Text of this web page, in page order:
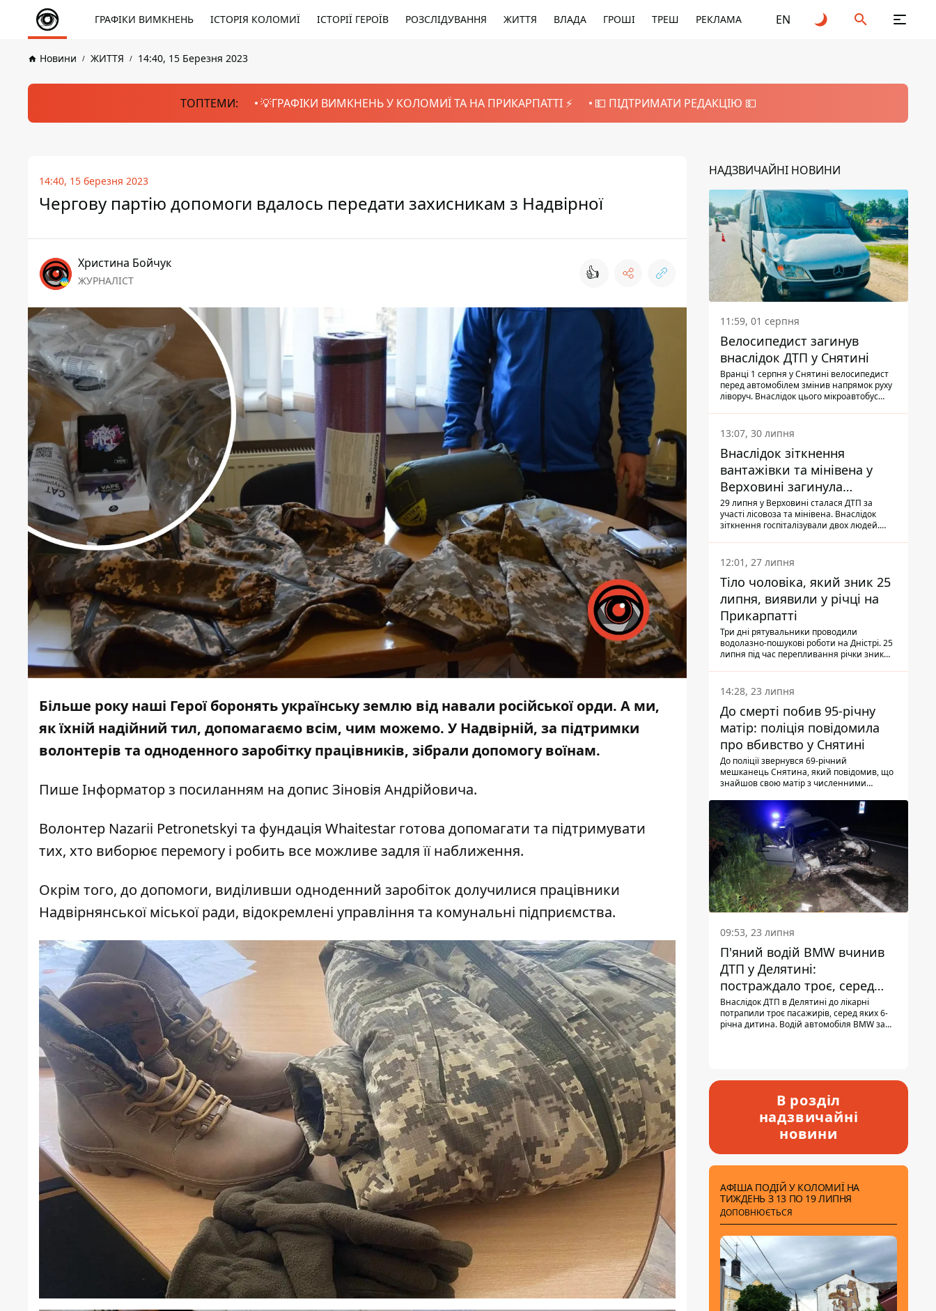
ГРАФІКИ ВИМКНЕНЬ ІСТОРІЯ КОЛОМИЇ ІСТОРІЇ ГЕРОЇВ РОЗСЛІДУВАННЯ ЖИТТЯ ВЛАДА ГРОШІ ТРЕШ РЕКЛАМА EN
Новини ЖИТТЯ 14:40, 15 Березня 2023
ТОПТЕМИ: 💡ГРАФІКИ ВИМКНЕНЬ У КОЛОМИЇ ТА НА ПРИКАРПАТТІ ⚡️ 💵 ПІДТРИМАТИ РЕДАКЦІЮ 💵
14:40, 15 березня 2023
Чергову партію допомоги вдалось передати захисникам з Надвірної
Христина Бойчук
ЖУРНАЛІСТ 👍
Більше року наші Герої боронять українську землю від навали російської орди. А ми,
як їхній надійний тил, допомагаємо всім, чим можемо. У Надвірній, за підтримки
волонтерів та одноденного заробітку працівників, зібрали допомогу воїнам.
ПишеІнформаторз посиланням на допис Зіновія Андрійовича.
Волонтер Nazarii Petronetskyi та фундація Whaitеstar готова допомагати та підтримувати
тих, хто виборює перемогу і робить все можливе задля її наближення.
Окрім того, до допомоги, виділивши одноденний заробіток долучилися працівники
Надвірнянської міської ради, відокремлені управління та комунальні підприємства.
НАДЗВИЧАЙНІ НОВИНИ
11:59, 01 серпня
Велосипедист загинув
внаслідок ДТП у Снятині
Вранці 1 серпня у Снятині велосипедист
перед автомобілем змінив напрямок руху
ліворуч. Внаслідок цього мікроавтобус
13:07, 30 липня
Внаслідок зіткнення
вантажівки та мінівена у
Верховині загинула
пасажирка, водійка - у
лікарні
29 липня у Верховині сталася ДТП за
участі лісовоза та мінівена. Внаслідок
зіткнення госпіталізували двох людей.
Також травми отримала водійка
автомобіля.
12:01, 27 липня
Тіло чоловіка, який зник 25
липня, виявили у річці на
Прикарпатті
Три дні рятувальники проводили
водолазно-пошукові роботи на Дністрі. 25
липня під час перепливання річки зник
виявили тіло.
14:28, 23 липня
До смерті побив 95-річну
матір: поліція повідомила
про вбивство у Снятині
До поліції звернувся 69-річний
мешканець Снятина, який повідомив, що
знайшов свою матір з численними
з'ясували правоохоронці, ці травми жінці
наніс її син.
09:53, 23 липня
П'яний водій BMW вчинив
ДТП у Делятині:
постраждало троє, серед
них - дитина
Внаслідок ДТП в Делятині до лікарні
потрапили троє пасажирів, серед яких 6-
річна дитина. Водій автомобіля BMW за
В розділ
надзвичайні
новини
АФІША ПОДІЙ У КОЛОМИЇ НА
ТИЖДЕНЬ З 13 ПО 19 ЛИПНЯ
ДОПОВНЮЄТЬСЯ